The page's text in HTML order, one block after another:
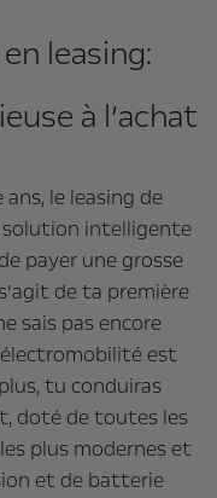
leasing:
à l’achat
le leasing de
intelligente
payer une grosse
de ta première
sais pas encore
est
tu conduiras
doté de toutes les
plus modernes et
et de batterie